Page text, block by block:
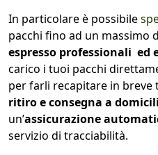
In particolare è possibile
pacchi fino ad un massimo
espresso professionali ed
carico i tuoi pacchi
per farli recapitare in breve
ritiro e consegna a
un’assicurazione
servizio di tracciabilità.